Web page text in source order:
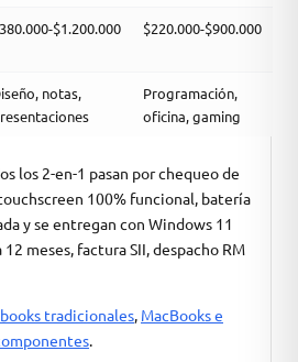
$1.200.000 $220.000-$900.000
notas,
Programación,
oficina, gaming
los 2-en-1 pasan por chequeo de
100% funcional, batería
y se entregan con Windows 11
meses, factura SII, despacho RM
tradicionales, MacBooks e
.